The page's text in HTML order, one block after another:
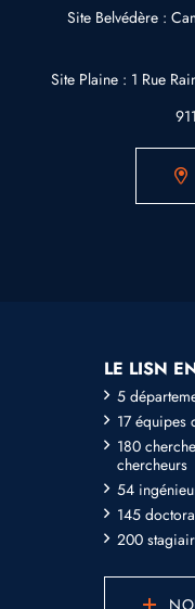
Site Belvédère :
Site Plaine : 1 Rue
LE LISN
5
17 équipes
180
chercheurs
54
145
200